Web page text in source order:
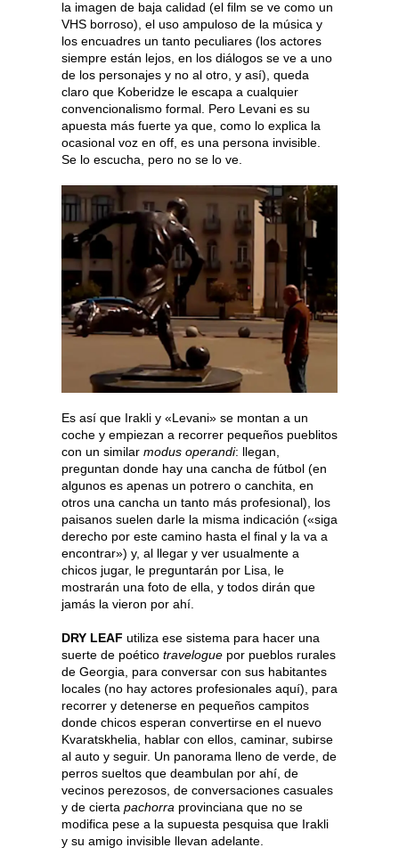
la imagen de baja calidad (el film se ve como un
VHS borroso), el uso ampuloso de la música y
los encuadres un tanto peculiares (los actores
siempre están lejos, en los diálogos se ve a uno
de los personajes y no al otro, y así), queda
claro que Koberidze le escapa a cualquier
convencionalismo formal. Pero Levani es su
apuesta más fuerte ya que, como lo explica la
ocasional voz en off, es una persona invisible.
Se lo escucha, pero no se lo ve.
Es así que Irakli y «Levani» se montan a un
coche y empiezan a recorrer pequeños pueblitos
con un similar modus operandi: llegan,
preguntan donde hay una cancha de fútbol (en
algunos es apenas un potrero o canchita, en
otros una cancha un tanto más profesional), los
paisanos suelen darle la misma indicación («siga
derecho por este camino hasta el final y la va a
encontrar») y, al llegar y ver usualmente a
chicos jugar, le preguntarán por Lisa, le
mostrarán una foto de ella, y todos dirán que
jamás la vieron por ahí.
DRY LEAF utiliza ese sistema para hacer una
suerte de poético travelogue por pueblos rurales
de Georgia, para conversar con sus habitantes
locales (no hay actores profesionales aquí), para
recorrer y detenerse en pequeños campitos
donde chicos esperan convertirse en el nuevo
Kvaratskhelia, hablar con ellos, caminar, subirse
al auto y seguir. Un panorama lleno de verde, de
perros sueltos que deambulan por ahí, de
vecinos perezosos, de conversaciones casuales
y de cierta pachorra provinciana que no se
modifica pese a la supuesta pesquisa que Irakli
y su amigo invisible llevan adelante.